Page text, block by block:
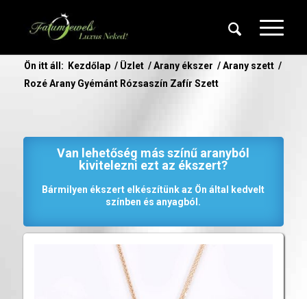
Ön itt áll: Kezdőlap / Üzlet / Arany ékszer / Arany szett /
Rozé Arany Gyémánt Rózsaszín Zafír Szett
Van lehetőség más színű aranyból
kivitelezni ezt az ékszert?
Bármilyen ékszert elkészítünk az Ön által kedvelt
színben és anyagból.